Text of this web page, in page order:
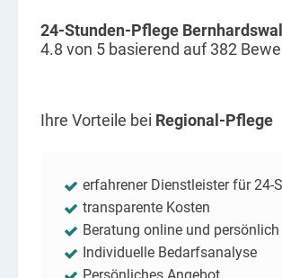
24-Stunden-Pflege
4.8 von 5 basierend auf382
Ihre Vorteile bei Regional-Pflege
erfahrener Dienstleister für 24-
transparente Kosten
Beratung online und persönlich
Individuelle Bedarfsanalyse